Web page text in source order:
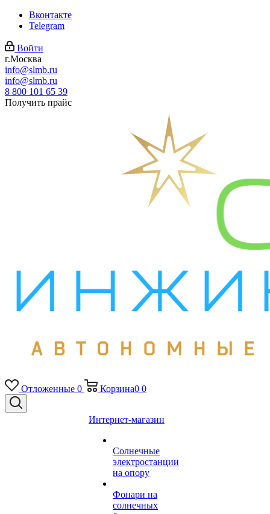
Вконтакте
Telegram
Войти
г.Москва
info@slmb.ru
info@slmb.ru
8 800 101 65 39
Получить прайс
Отложенные 0 Корзина0 0
Интернет-магазин
Солнечные
электростанции
на опору
Фонари на
солнечных